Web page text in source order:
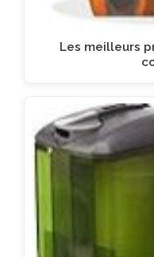
Les meilleurs